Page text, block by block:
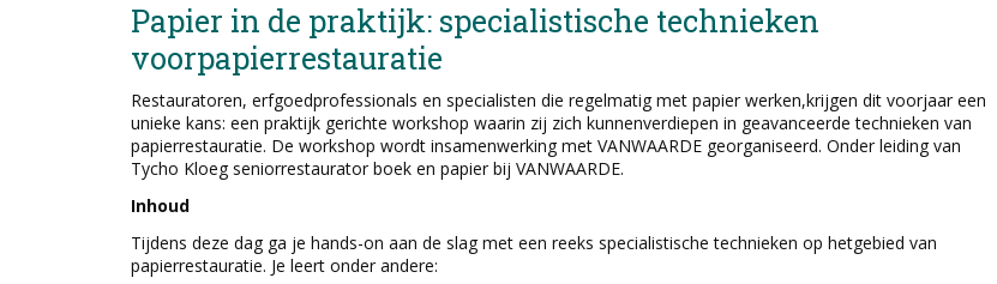
Papier in de praktijk: specialistische technieken
voorpapierrestauratie
Restauratoren, erfgoedprofessionals en specialisten die regelmatig met papier werken,krijgen dit voorjaar een
unieke kans: een praktijk gerichte workshop waarin zij zich kunnenverdiepen in geavanceerde technieken van
papierrestauratie. De workshop wordt insamenwerking met VANWAARDE georganiseerd. Onder leiding van
Tycho Kloeg seniorrestaurator boek en papier bij VANWAARDE.
Inhoud
Tijdens deze dag ga je hands-on aan de slag met een reeks specialistische technieken op hetgebied van
papierrestauratie. Je leert onder andere: